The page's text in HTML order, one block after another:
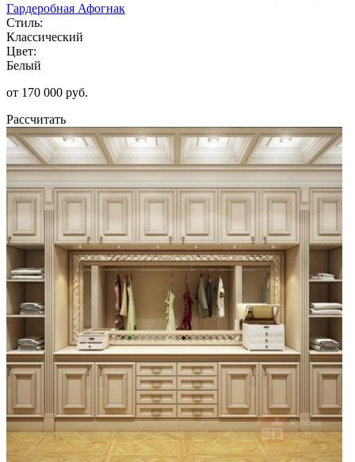
Гардеробная Афогнак
Стиль:
Классический
Цвет:
Белый
от 170 000 руб.
Рассчитать